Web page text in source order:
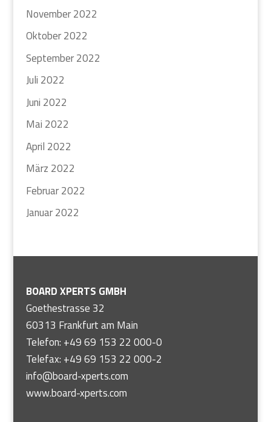
November 2022
Oktober 2022
September 2022
Juli 2022
Juni 2022
Mai 2022
April 2022
März 2022
Februar 2022
Januar 2022
BOARD XPERTS GMBH
Goethestrasse 32
60313 Frankfurt am Main
Telefon: +49 69 153 22 000-0
Telefax: +49 69 153 22 000-2
info@board-xperts.com
www.board-xperts.com